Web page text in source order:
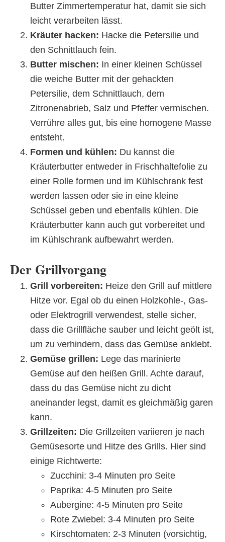
Butter Zimmertemperatur hat, damit sie sich
leicht verarbeiten lässt.
Kräuter hacken: Hacke die Petersilie und
den Schnittlauch fein.
Butter mischen: In einer kleinen Schüssel
die weiche Butter mit der gehackten
Petersilie, dem Schnittlauch, dem
Zitronenabrieb, Salz und Pfeffer vermischen.
Verrühre alles gut, bis eine homogene Masse
entsteht.
Formen und kühlen: Du kannst die
Kräuterbutter entweder in Frischhaltefolie zu
einer Rolle formen und im Kühlschrank fest
werden lassen oder sie in eine kleine
Schüssel geben und ebenfalls kühlen. Die
Kräuterbutter kann auch gut vorbereitet und
im Kühlschrank aufbewahrt werden.
Der Grillvorgang
Grill vorbereiten: Heize den Grill auf mittlere
Hitze vor. Egal ob du einen Holzkohle-, Gas-
oder Elektrogrill verwendest, stelle sicher,
dass die Grillfläche sauber und leicht geölt ist,
um zu verhindern, dass das Gemüse anklebt.
Gemüse grillen: Lege das marinierte
Gemüse auf den heißen Grill. Achte darauf,
dass du das Gemüse nicht zu dicht
aneinander legst, damit es gleichmäßig garen
kann.
Grillzeiten: Die Grillzeiten variieren je nach
Gemüsesorte und Hitze des Grills. Hier sind
einige Richtwerte:
Zucchini: 3-4 Minuten pro Seite
Paprika: 4-5 Minuten pro Seite
Aubergine: 4-5 Minuten pro Seite
Rote Zwiebel: 3-4 Minuten pro Seite
Kirschtomaten: 2-3 Minuten (vorsichtig,